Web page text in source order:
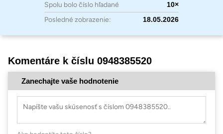
Spolu bolo číslo hľadané 10×
Posledné zobrazenie: 18.05.2026
Komentáre k číslu 0948385520
Zanechajte vaše hodnotenie